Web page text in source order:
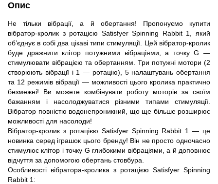
Опис
Не тільки вібрації, а й обертання! Пропонуємо купити
вібратор-кролик з ротацією Satisfyer Spinning Rabbit 1, який
об’єднує в собі два цікаві типи стимуляції. Цей вібратор-кролик
буде дражнити клітор потужними вібраціями, а точку G —
стимулювати вібрацією та обертанням. Три потужні мотори (2
створюють вібрації і 1 — ротацію), 5 налаштувань обертання
та 12 режимів вібрації — можливості цього кролика практично
безмежні! Ви можете комбінувати роботу моторів за своїм
бажанням і насолоджуватися різними типами стимуляції.
Вібратор повністю водонепроникний, що ще більше розширює
можливості для насолоди!
Вібратор-кролик з ротацією Satisfyer Spinning Rabbit 1 — це
новинка серед іграшок цього бренду! Він не просто одночасно
стимулює клітор і точку G глибокими вібраціями, а й доповнює
відчуття за допомогою обертань стовбура.
Особливості вібратора-кролика з ротацією Satisfyer Spinning
Rabbit 1: